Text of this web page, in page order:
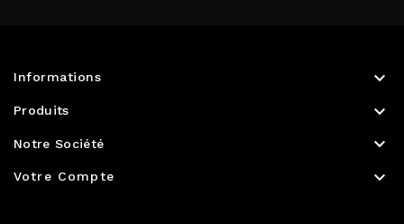
Informations 
Produits 
Notre Société 
Votre Compte 